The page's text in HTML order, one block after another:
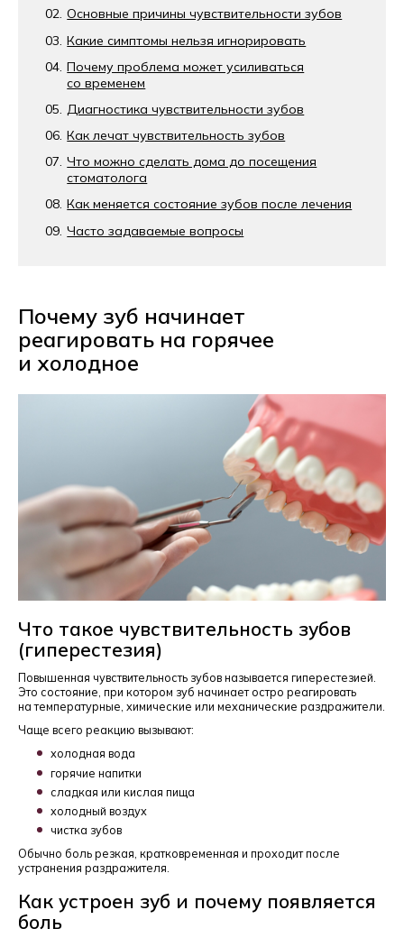
Основные причины чувствительности зубов
Какие симптомы нельзя игнорировать
Почему проблема может усиливаться
со временем
Диагностика чувствительности зубов
Как лечат чувствительность зубов
Что можно сделать дома до посещения
стоматолога
Как меняется состояние зубов после лечения
Часто задаваемые вопросы
Почему зуб начинает
реагировать на горячее
и холодное
Что такое чувствительность зубов
(гиперестезия)
Повышенная чувствительность зубов называется гиперестезией.
Это состояние, при котором зуб начинает остро реагировать
на температурные, химические или механические раздражители.
Чаще всего реакцию вызывают:
холодная вода
горячие напитки
сладкая или кислая пища
холодный воздух
чистка зубов
Обычно боль резкая, кратковременная и проходит после
устранения раздражителя.
Как устроен зуб и почему появляется
боль